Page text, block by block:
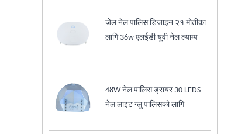
जेल नेल पालिस डिजाइन २१ मोतीका
लागि 36w एलईडी यूवी नेल ल्याम्प
48W नेल पालिस ड्रायर 30 LEDS
नेल लाइट ग्लु पालिसको लागि